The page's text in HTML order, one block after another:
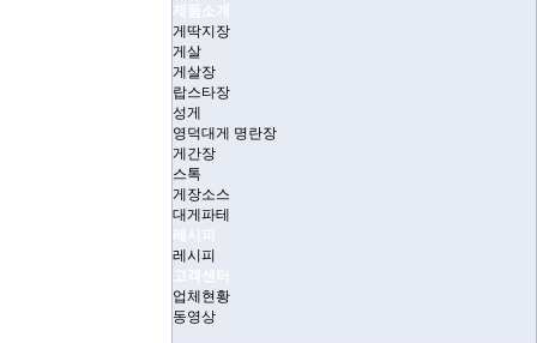
제품소개
게딱지장
게살
게살장
랍스타장
성게
영덕대게 명란장
게간장
스톡
게장소스
대게파테
레시피
레시피
고객센터
업체현황
동영상